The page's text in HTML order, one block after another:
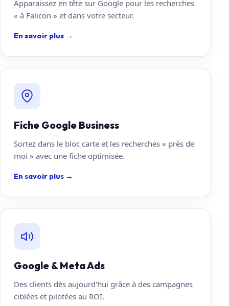
Apparaissez en tête sur Google pour les recherches
« à Falicon » et dans votre secteur.
En savoir plus →
Fiche Google Business
Sortez dans le bloc carte et les recherches « près de
moi » avec une fiche optimisée.
En savoir plus →
Google & Meta Ads
Des clients dès aujourd'hui grâce à des campagnes
ciblées et pilotées au ROI.